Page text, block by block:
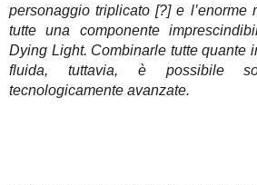
personaggio triplicato [?] e l’enorme
tutte una componente
Dying Light. Combinarle tutte quante
fluida, tuttavia, è possibile
tecnologicamente avanzate.